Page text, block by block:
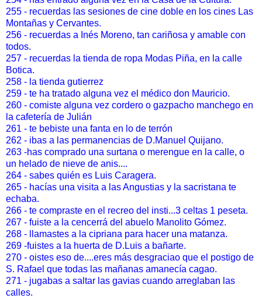
255 - recuerdas las sesiones de cine doble en los cines Las
Montañas y Cervantes.
256 - recuerdas a Inés Moreno, tan cariñosa y amable con
todos.
257 - recuerdas la tienda de ropa Modas Piña, en la calle
Botica.
258 - la tienda gutierrez
259 - te ha tratado alguna vez el médico don Mauricio.
260 - comiste alguna vez cordero o gazpacho manchego en
la cafetería de Julián
261 - te bebiste una fanta en lo de terrón
262 - ibas a las permanencias de D.Manuel Quijano.
263 -has comprado una surtana o merengue en la calle, o
un helado de nieve de anis....
264 - sabes quién es Luis Caragera.
265 - hacías una visita a las Angustias y la sacristana te
echaba.
266 - te compraste en el recreo del insti...3 celtas 1 peseta.
267 - fuiste a la cencerrá del abuelo Manolito Gómez.
268 - llamastes a la cipriana para hacer una matanza.
269 -fuistes a la huerta de D.Luis a bañarte.
270 - oistes eso de....eres más desgraciao que el postigo de
S. Rafael que todas las mañanas amanecía cagao.
271 - jugabas a saltar las gavias cuando arreglaban las
calles.